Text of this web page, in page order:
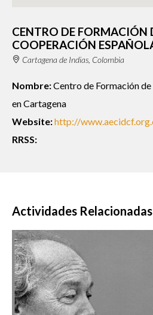
CENTRO DE FORMACIÓN
COOPERACIÓN
Cartagena de Indias, Colombia
Nombre:Centro de Formación
en Cartagena
Website:http://
RRSS:
Actividades Relacionadas